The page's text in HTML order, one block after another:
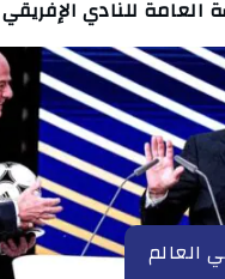
العامة للنادي الإفريقي
العالم